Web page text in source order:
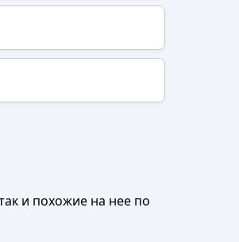
и похожие на нее по